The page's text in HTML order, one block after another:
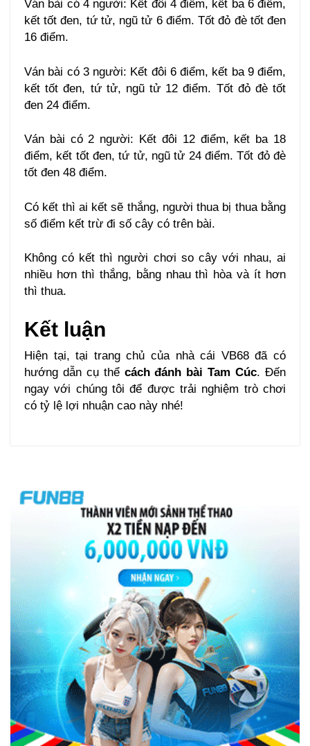
Ván bài có 4 người: Kết đôi 4 điểm, kết ba 6 điểm,
kết tốt đen, tứ tử, ngũ tử 6 điểm. Tốt đỏ đè tốt đen
16 điểm.
Ván bài có 3 người: Kết đôi 6 điểm, kết ba 9 điểm,
kết tốt đen, tứ tử, ngũ tử 12 điểm. Tốt đỏ đè tốt
đen 24 điểm.
Ván bài có 2 người: Kết đôi 12 điểm, kết ba 18
điểm, kết tốt đen, tứ tử, ngũ tử 24 điểm. Tốt đỏ đè
tốt đen 48 điểm.
Có kết thì ai kết sẽ thắng, người thua bị thua bằng
số điểm kết trừ đi số cây có trên bài.
Không có kết thì người chơi so cây với nhau, ai
nhiều hơn thì thắng, bằng nhau thì hòa và ít hơn
thì thua.
Kết luận
Hiện tại, tại trang chủ của nhà cái VB68 đã có
hướng dẫn cụ thể cách đánh bài Tam Cúc. Đến
ngay với chúng tôi để được trải nghiệm trò chơi
có tỷ lệ lợi nhuận cao này nhé!